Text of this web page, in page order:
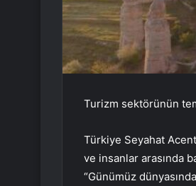
Turizm sektörünün
Türkiye Seyahat
ve insanlar arasında
“Günümüz